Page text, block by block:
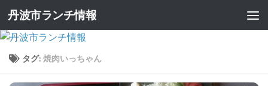
丹波市ランチ情報
タグ: 焼肉いっちゃん